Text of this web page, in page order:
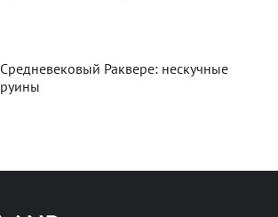
Средневековый Раквере: нескучные
руины